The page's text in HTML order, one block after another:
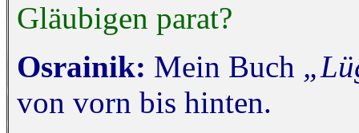
Gläubigen parat?
Osrainik: Mein Buch
von vorn bis hinten.